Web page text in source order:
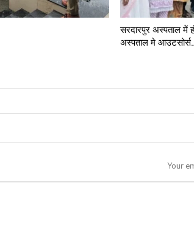
सरदारपुर अस्पताल में
अस्पताल मे
Your